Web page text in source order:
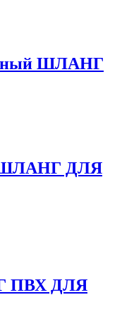
ШЛАНГ
ДЛЯ
ПВХ ДЛЯ